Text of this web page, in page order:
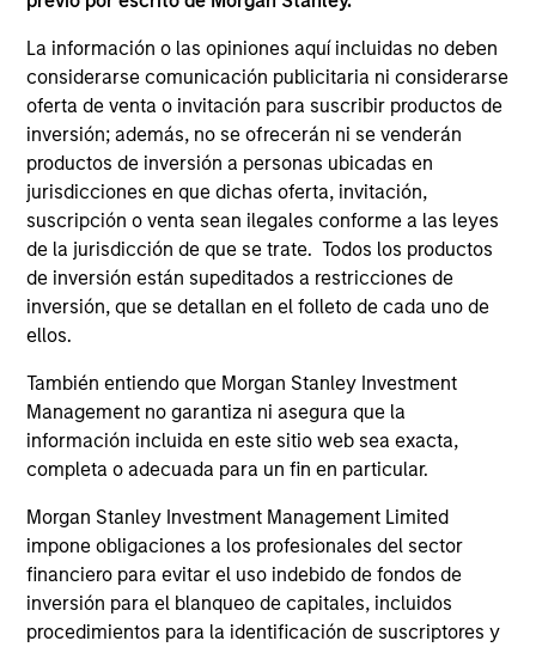
La información o las opiniones aquí incluidas no deben
considerarse comunicación publicitaria ni considerarse
oferta de venta o invitación para suscribir productos de
inversión; además, no se ofrecerán ni se venderán
productos de inversión a personas ubicadas en
jurisdicciones en que dichas oferta, invitación,
suscripción o venta sean ilegales conforme a las leyes
de la jurisdicción de que se trate. Todos los productos
de inversión están supeditados a restricciones de
inversión, que se detallan en el folleto de cada uno de
ellos.
También entiendo que Morgan Stanley Investment
Management no garantiza ni asegura que la
información incluida en este sitio web sea exacta,
completa o adecuada para un fin en particular.
Morgan Stanley Investment Management Limited
impone obligaciones a los profesionales del sector
financiero para evitar el uso indebido de fondos de
inversión para el blanqueo de capitales, incluidos
procedimientos para la identificación de suscriptores y
Damon Wu
Managing Director
Steven Turner, CFA
Managing Director
Victoria Eckstein
Managing Director
Profesionales de inversión
Mark Bavoso